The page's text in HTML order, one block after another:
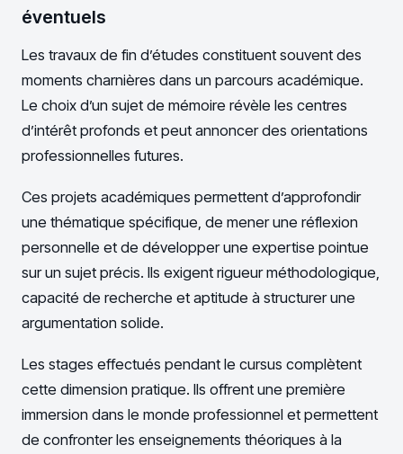
éventuels
Les travaux de fin d’études constituent souvent des
moments charnières dans un parcours académique.
Le choix d’un sujet de mémoire révèle les centres
d’intérêt profonds et peut annoncer des orientations
professionnelles futures.
Ces projets académiques permettent d’approfondir
une thématique spécifique, de mener une réflexion
personnelle et de développer une expertise pointue
sur un sujet précis. Ils exigent rigueur méthodologique,
capacité de recherche et aptitude à structurer une
argumentation solide.
Les stages effectués pendant le cursus complètent
cette dimension pratique. Ils offrent une première
immersion dans le monde professionnel et permettent
de confronter les enseignements théoriques à la